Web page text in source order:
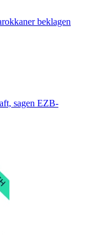
beklagen
sagen EZB-